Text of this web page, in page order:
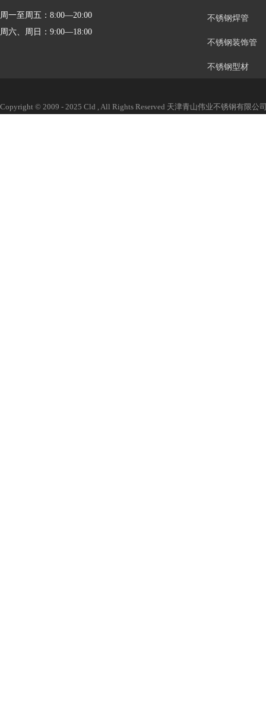
不锈钢焊管
不锈钢装饰管
不锈钢型材
Copyright © 2009 - 2025 Cld , All Rights Reserved 天津青山伟业不锈钢有限
周一至周五：8:00—20:00
周六、周日：9:00—18:00